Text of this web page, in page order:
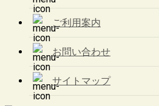
ご利用案内
お問い合わせ
サイトマップ